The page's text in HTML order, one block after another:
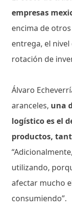
empresas
encima de
entrega, el
rotación de
Álvaro
aranceles, una
logístico es el
productos,
utilizando,
afectar mucho
consumiendo”.